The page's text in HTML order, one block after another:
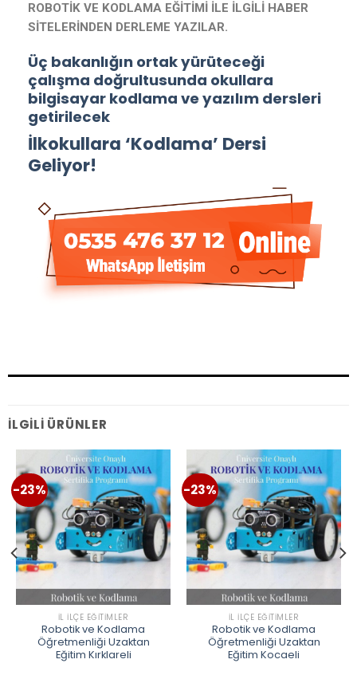
ROBOTİK VE KODLAMA EĞİTİMİ İLE İLGİLİ HABER
SİTELERİNDEN DERLEME YAZILAR.
Üç bakanlığın ortak yürüteceği
çalışma doğrultusunda okullara
bilgisayar kodlama ve yazılım dersleri
getirilecek
İlkokullara ‘Kodlama’ Dersi
Geliyor!
İLGILI ÜRÜNLER
-23%
İL İLÇE EĞITIMLER
Robotik ve Kodlama
Öğretmenliği Uzaktan
Eğitim Kırklareli
-23%
İL İLÇE EĞITIMLER
Robotik ve Kodlama
Öğretmenliği Uzaktan
Eğitim Kocaeli